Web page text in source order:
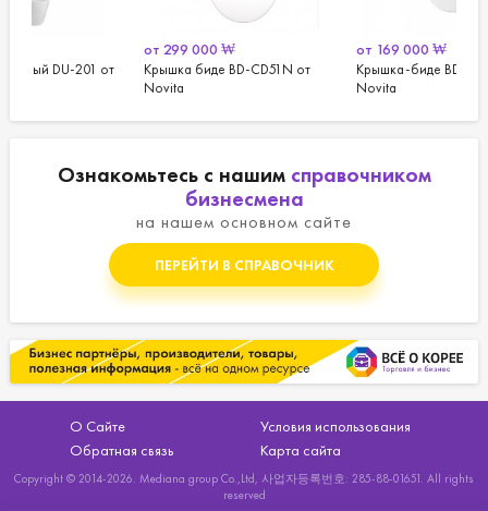
Крышка биде BD-CD51N от
Крышка-биде BD-N330AS от
Ознакомьтесь с нашим справочником
бизнесмена
на нашем основном сайте
ПЕРЕЙТИ В СПРАВОЧНИК
О Сайте
Условия использования
Обратная связь
Карта сайта
Copyright © 2014-2026. Mediana group Co.,Ltd, 사업자등록번호: 285-88-01651. All rights
reserved